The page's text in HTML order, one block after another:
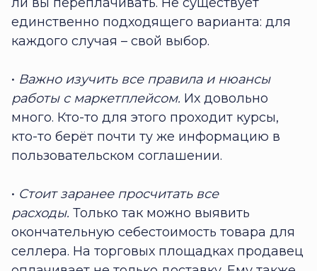
единственно подходящего варианта: для
каждого случая – свой выбор.
• Важно изучить все правила и нюансы
работы с маркетплейсом. Их довольно
много. Кто-то для этого проходит курсы,
кто-то берёт почти ту же информацию в
пользовательском соглашении.
• Стоит заранее просчитать все
расходы. Только так можно выявить
окончательную себестоимость товара для
селлера. На торговых площадках продавец